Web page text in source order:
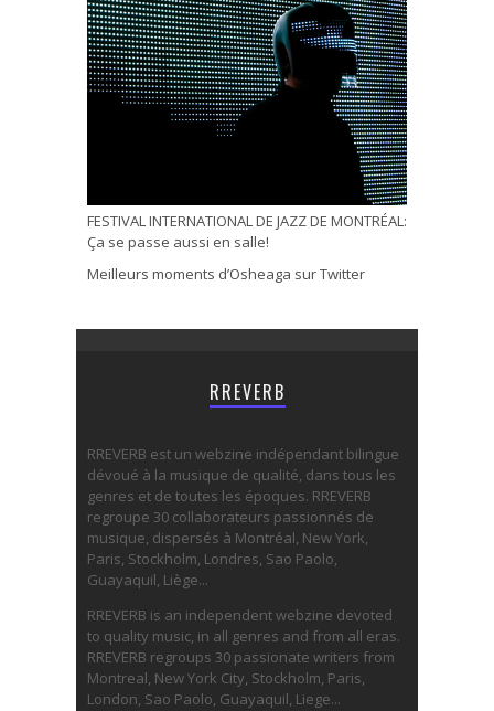
FESTIVAL INTERNATIONAL DE JAZZ DE MONTRÉAL:
Ça se passe aussi en salle!
Meilleurs moments d’Osheaga sur Twitter
RREVERB
RREVERB est un webzine indépendant bilingue
dévoué à la musique de qualité, dans tous les
genres et de toutes les époques. RREVERB
regroupe 30 collaborateurs passionnés de
musique, dispersés à Montréal, New York,
Paris, Stockholm, Londres, Sao Paolo,
Guayaquil, Liège...
RREVERB is an independent webzine devoted
to quality music, in all genres and from all eras.
RREVERB regroups 30 passionate writers from
Montreal, New York City, Stockholm, Paris,
London, Sao Paolo, Guayaquil, Liege...